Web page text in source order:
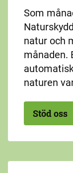
Som
natur och
månaden.
naturen
Stöd oss